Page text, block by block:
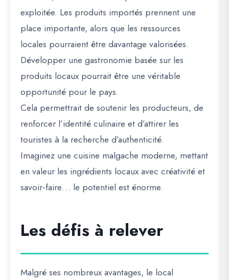
exploitée. Les produits importés prennent une
place importante, alors que les ressources
locales pourraient être davantage valorisées.
Développer une gastronomie basée sur les
produits locaux pourrait être une véritable
opportunité pour le pays.
Cela permettrait de soutenir les producteurs, de
renforcer l’identité culinaire et d’attirer les
touristes à la recherche d’authenticité.
Imaginez une cuisine malgache moderne, mettant
en valeur les ingrédients locaux avec créativité et
savoir-faire… le potentiel est énorme.
Les défis à relever
Malgré ses nombreux avantages, le local